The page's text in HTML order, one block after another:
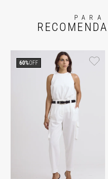
PARA
60%OFF